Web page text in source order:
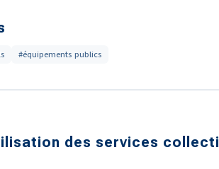
#équipements publics
des services